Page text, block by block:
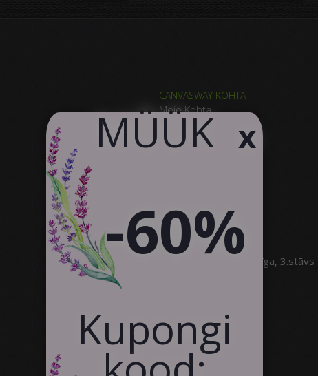
CANVASWAY KOHTA
Meie Kohta
Miks CanvasWAY
Toote Kvaliteet
SIA Canvas WAY
Brīvības gatve 323, Rīga, 3.stāvs
x
​MÜÜK
-60%
Kupongi